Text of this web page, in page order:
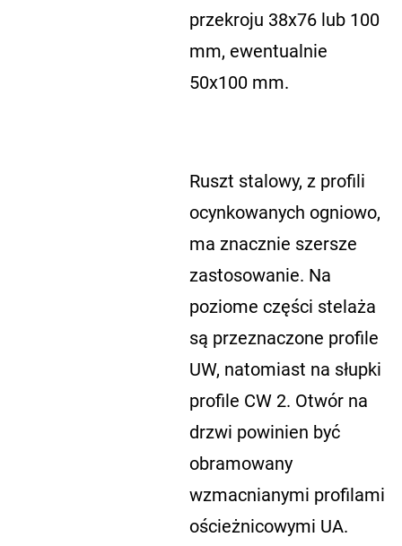
przekroju 38x76 lub 100
mm, ewentualnie
50x100 mm.
Ruszt stalowy, z profili
ocynkowanych ogniowo,
ma znacznie szersze
zastosowanie. Na
poziome części stelaża
są przeznaczone profile
UW, natomiast na słupki
profile CW 2. Otwór na
drzwi powinien być
obramowany
wzmacnianymi profilami
ościeżnicowymi UA.